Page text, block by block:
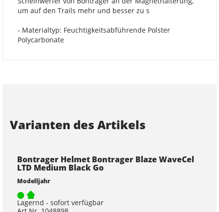
um auf den Trails mehr und besser zu s
- Materialtyp: Feuchtigkeitsabführende Polster
Polycarbonate
Varianten des Artikels
Bontrager Helmet Bontrager Blaze WaveCel
LTD Medium Black Go
Modelljahr
Lagernd - sofort verfügbar